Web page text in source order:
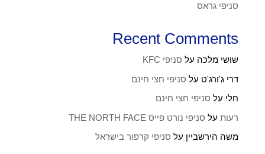
סניפי גראס
Recent Comments
שושי מלכה על סניפי KFC
דרי ג'ורג'ט על סניפי חצי חינם
חלי על סניפי חצי חינם
רעותעל סניפי נורט פייס THE NORTH FACE
משה הירשביין על סניפי קרפור בישראל